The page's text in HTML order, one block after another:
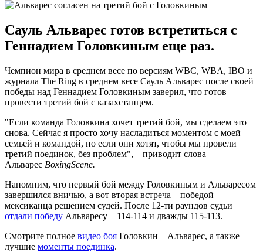
Сауль Альварес готов встретиться с
Геннадием Головкиным еще раз.
Чемпион мира в среднем весе по версиям WBC, WBA, IBO и
журнала The Ring в среднем весе Сауль Альварес после своей
победы над Геннадием Головкиным заверил, что готов
провести третий бой с казахстанцем.
"Если команда Головкина хочет третий бой, мы сделаем это
снова. Сейчас я просто хочу насладиться моментом с моей
семьей и командой, но если они хотят, чтобы мы провели
третий поединок, без проблем", – приводит слова
Альварес BoxingScene.
Напомним, что первый бой между Головкиным и Альваресом
завершился вничью, а вот вторая встреча – победой
мексиканца решением судей. После 12-ти раундов судьи
отдали победу Альваресу – 114-114 и дважды 115-113.
Смотрите полное видео боя Головкин – Альварес, а также
лучшие моменты поединка.